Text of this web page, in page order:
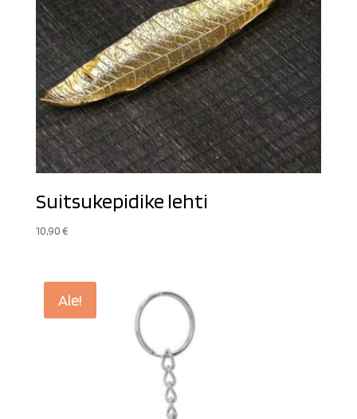
Suitsukepidike lehti
10,90€
Ale!